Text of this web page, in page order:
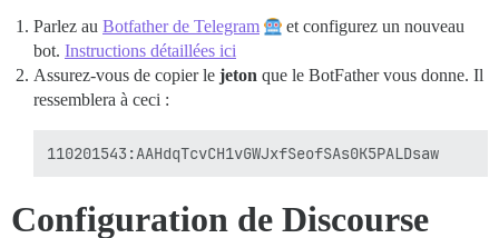
Parlez au Botfather de Telegram
et configurez un nouveau
bot. Instructions détaillées ici
Assurez-vous de copier le jeton que le BotFather vous donne. Il
ressemblera à ceci :
Configuration de Discourse